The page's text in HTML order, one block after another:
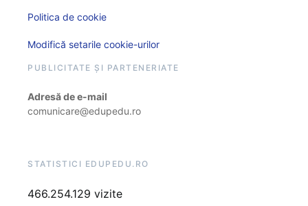
Politica de cookie
Modifică setarile cookie-urilor
PUBLICITATE ȘI PARTENERIATE
Adresă de e-mail
comunicare@edupedu.ro
STATISTICI EDUPEDU.RO
466.254.129 vizite